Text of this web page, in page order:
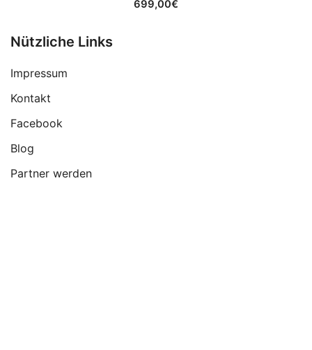
699,00€
Nützliche Links
Impressum
Kontakt
Facebook
Blog
Partner werden